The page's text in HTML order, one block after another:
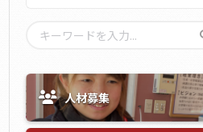
人材募集